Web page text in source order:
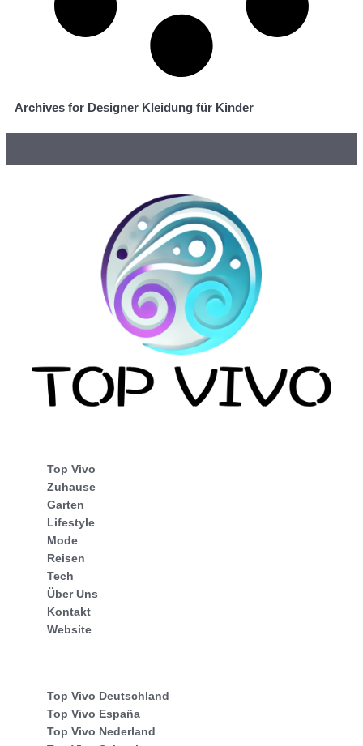
Archives for Designer Kleidung für Kinder
Top Vivo
Zuhause
Garten
Lifestyle
Mode
Reisen
Tech
Über Uns
Kontakt
Website
Top Vivo Deutschland
Top Vivo España
Top Vivo Nederland